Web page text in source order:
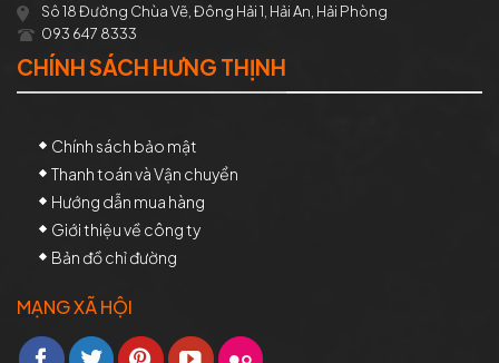
Sô 18 Đường Chùa Vẽ, Đông Hải 1, Hải An, Hải Phòng
093 647 8333
CHÍNH SÁCH HƯNG THỊNH
Chính sách bảo mật
Thanh toán và Vận chuyển
Hướng dẫn mua hàng
Giới thiệu về công ty
Bản đồ chỉ đường
MẠNG XÃ HỘI